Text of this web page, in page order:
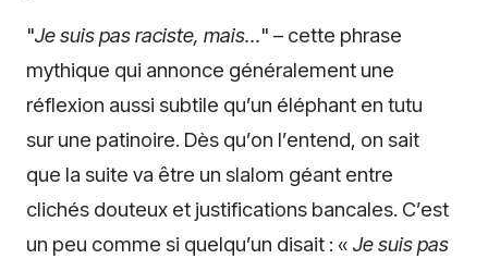
"Je suis pas raciste, mais…" – cette phrase
mythique qui annonce généralement une
réflexion aussi subtile qu’un éléphant en tutu
sur une patinoire. Dès qu’on l’entend, on sait
que la suite va être un slalom géant entre
clichés douteux et justifications bancales. C’est
un peu comme si quelqu’un disait : « Je suis pas